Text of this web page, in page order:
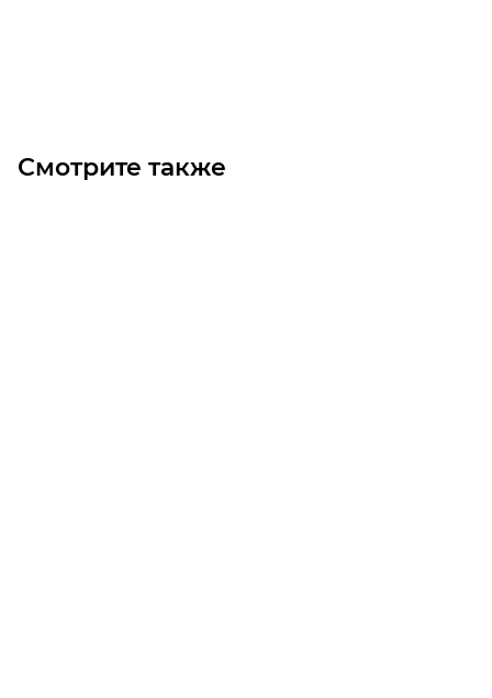
Смотрите также